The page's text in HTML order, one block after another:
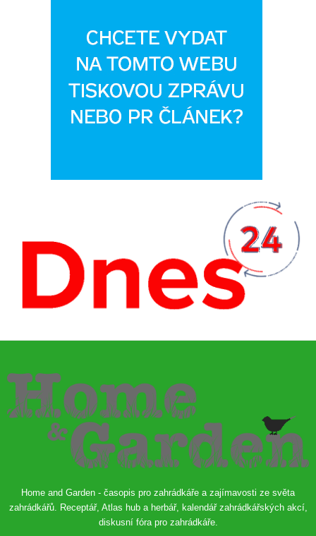
Home and Garden - časopis pro zahrádkáře a zajímavosti ze světa
zahrádkářů. Receptář, Atlas hub a herbář, kalendář zahrádkářských akcí,
diskusní fóra pro zahrádkáře.